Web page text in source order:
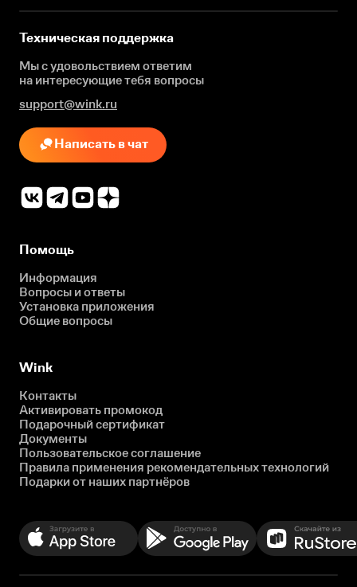
Техническая поддержка
Мы с удовольствием ответим
на интересующиетебя вопросы
support@wink.ru
Написать в чат
Помощь
Информация
Вопросы и ответы
Установка приложения
Общие вопросы
Wink
Контакты
Активировать промокод
Подарочный сертификат
Документы
Пользовательское соглашение
Правила применения рекомендательных технологий
Подарки от наших партнёров